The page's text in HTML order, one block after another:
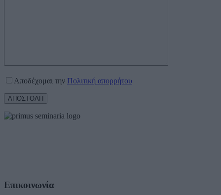
Αποδέχομαι την Πολιτική απορρήτου
Επικοινωνία